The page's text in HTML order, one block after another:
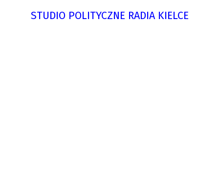
STUDIO POLITYCZNE RADIA KIELCE